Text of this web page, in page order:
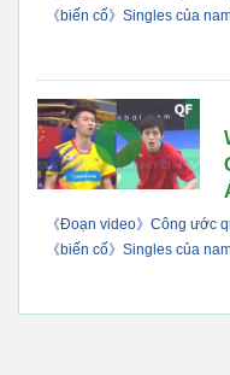
《biến cố》Singles của
《Đoạn video》Công ước
《biến cố》Singles của